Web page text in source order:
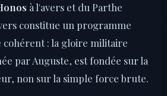
à l'avers et du Parthe
constitue un programme
cohérent : la gloire militaire
par Auguste, est fondée sur la
non sur la simple force brute.